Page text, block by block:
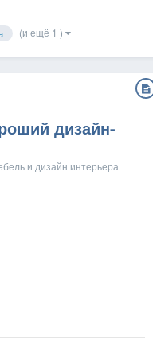
(и ещё 1 )
дизайн-
и дизайн интерьера